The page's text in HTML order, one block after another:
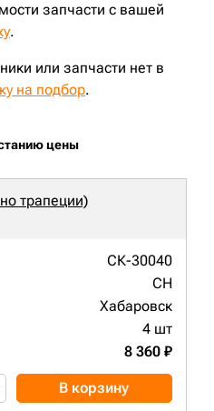
запчасти с вашей
.
или запчасти нет в
на подбор.
цены
трапеции)
СК-30040
CH
Хабаровск
4 шт
8 360 ₽
В корзину